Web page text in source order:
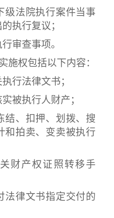
法院执行案件当事
执行复议；
审查事项。
施权包括以下内容：
法律文书；
执行人财产；
、扣押、划拨、搜
和拍卖、变卖被执行
产权证照转移手
律文书指定交付的